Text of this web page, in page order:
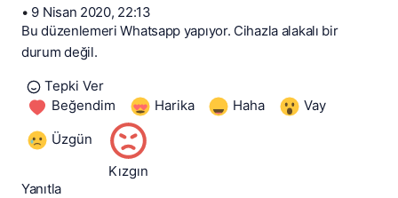
• 9 Nisan 2020, 22:13
Bu düzenlemeri Whatsapp yapıyor. Cihazla alakalı bir
durum değil.
Tepki Ver
Beğendim
Harika Haha Vay
Üzgün
Kızgın
Yanıtla